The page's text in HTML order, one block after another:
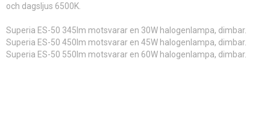
och dagsljus 6500K.
Superia ES-50 345lm motsvarar en 30W halogenlampa, dimbar.
Superia ES-50 450lm motsvarar en 45W halogenlampa, dimbar.
Superia ES-50 550lm motsvarar en 60W halogenlampa, dimbar.